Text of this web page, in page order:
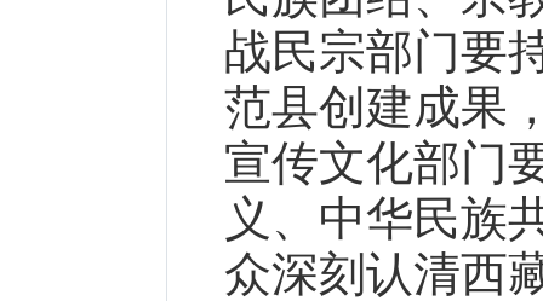
战民宗部门要
范县创建成果
宣传文化部门
义、中华民族
众深刻认清西